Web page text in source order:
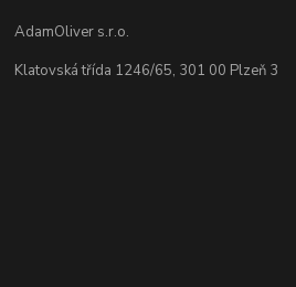
AdamOliver s.r.o.
Klatovská třída 1246/65, 301 00 Plzeň 3